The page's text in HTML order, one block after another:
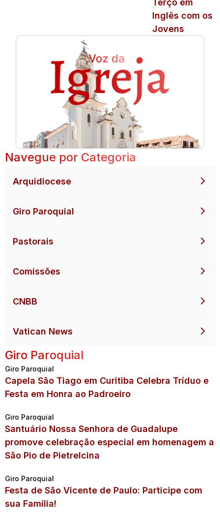
Inglês com os
Jovens
Navegue por Categoria
Arquidiocese
Giro Paroquial
Pastorais
Comissões
CNBB
Vatican News
Giro Paroquial
Giro Paroquial
Capela São Tiago em Curitiba Celebra Tríduo e
Festa em Honra ao Padroeiro
Giro Paroquial
Santuário Nossa Senhora de Guadalupe
promove celebração especial em homenagem a
São Pio de Pietrelcina
Giro Paroquial
Festa de São Vicente de Paulo: Participe com
sua Família!